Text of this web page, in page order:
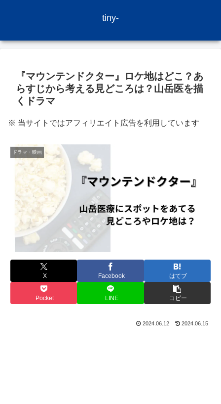
tiny-
『マウンテンドクター』ロケ地はどこ？あ
らすじから考える見どころは？山岳医を描
くドラマ
※ 当サイトではアフィリエイト広告を利用しています
ドラマ・映画
X Facebook はてブ
Pocket LINE コピー
2024.06.12 2024.06.15